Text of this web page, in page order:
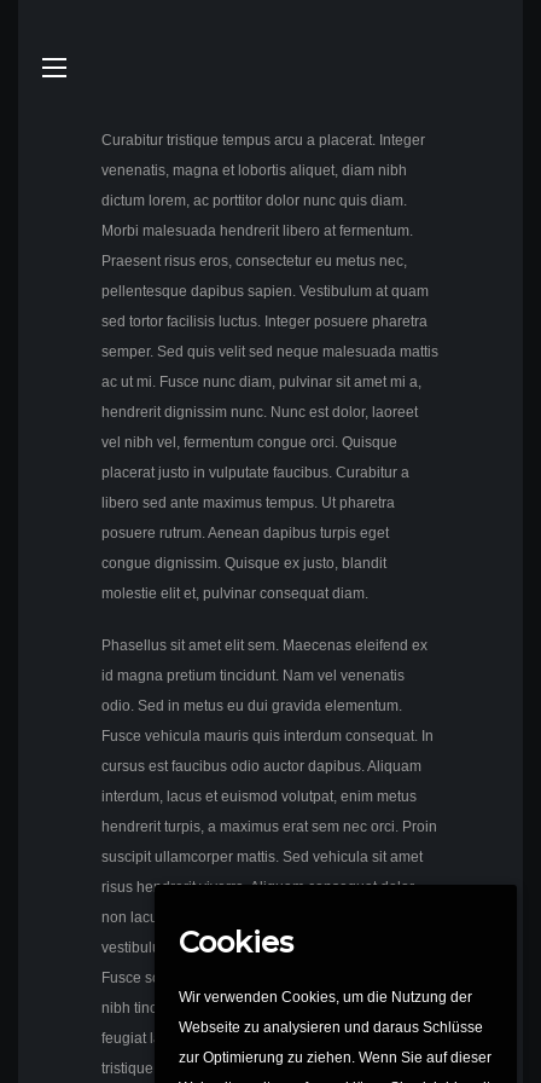
Curabitur tristique tempus arcu a placerat. Integer
venenatis, magna et lobortis aliquet, diam nibh
dictum lorem, ac porttitor dolor nunc quis diam.
Morbi malesuada hendrerit libero at fermentum.
Praesent risus eros, consectetur eu metus nec,
pellentesque dapibus sapien. Vestibulum at quam
sed tortor facilisis luctus. Integer posuere pharetra
semper. Sed quis velit sed neque malesuada mattis
ac ut mi. Fusce nunc diam, pulvinar sit amet mi a,
hendrerit dignissim nunc. Nunc est dolor, laoreet
vel nibh vel, fermentum congue orci. Quisque
placerat justo in vulputate faucibus. Curabitur a
libero sed ante maximus tempus. Ut pharetra
posuere rutrum. Aenean dapibus turpis eget
congue dignissim. Quisque ex justo, blandit
molestie elit et, pulvinar consequat diam.
Phasellus sit amet elit sem. Maecenas eleifend ex
id magna pretium tincidunt. Nam vel venenatis
odio. Sed in metus eu dui gravida elementum.
Fusce vehicula mauris quis interdum consequat. In
cursus est faucibus odio auctor dapibus. Aliquam
interdum, lacus et euismod volutpat, enim metus
hendrerit turpis, a maximus erat sem nec orci. Proin
suscipit ullamcorper mattis. Sed vehicula sit amet
risus hendrerit viverra. Aliquam consequat dolor
non lacus eleifend congue. In neque enim,
vestibulum nec posuere sed, bibendum vel elit.
Fusce scelerisque euismod facilisis. Etiam sit amet
nibh tincidunt, mattis nibh at, accumsan mi. Ut
feugiat lacus ac quam posuere, at volutpat orci
tristique.
Cookies
Wir verwenden Cookies, um die Nutzung der
Webseite zu analysieren und daraus Schlüsse
zur Optimierung zu ziehen. Wenn Sie auf dieser